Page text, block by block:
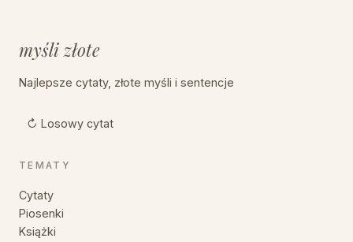
myśli złote
Najlepsze cytaty, złote myśli i sentencje
↻ Losowy cytat
TEMATY
Cytaty
Piosenki
Książki